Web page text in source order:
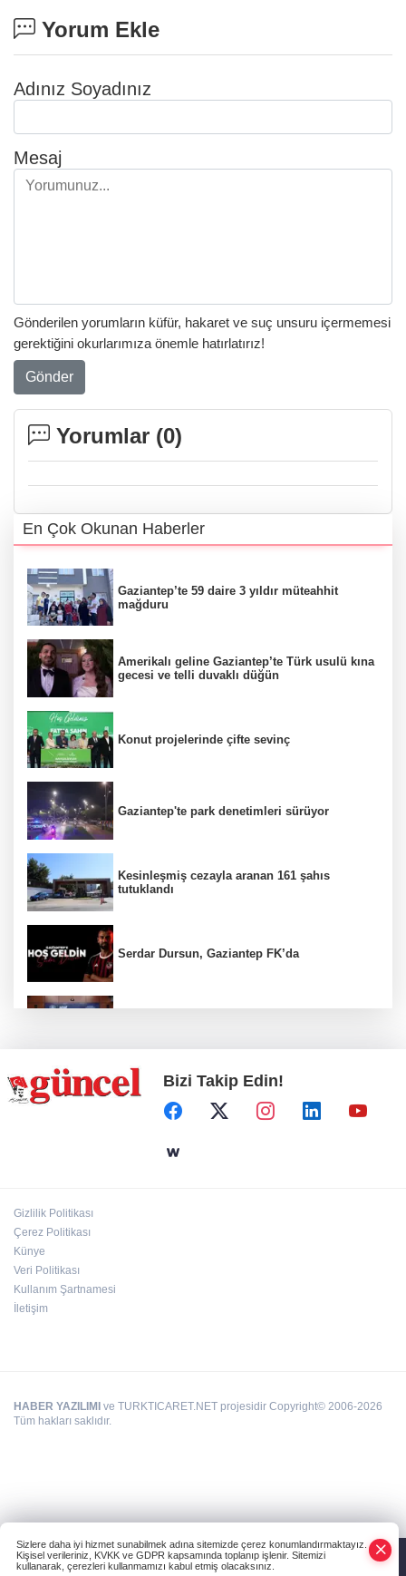
Yorum Ekle
Adınız Soyadınız
Mesaj
Gönderilen yorumların küfür, hakaret ve suç unsuru içermemesi
gerektiğini okurlarımıza önemle hatırlatırız!
Gönder
Yorumlar (0)
En Çok Okunan Haberler
Gaziantep’te 59 daire 3 yıldır müteahhit
mağduru
Amerikalı geline Gaziantep’te Türk usulü kına
gecesi ve telli duvaklı düğün
Konut projelerinde çifte sevinç
Gaziantep'te park denetimleri sürüyor
Kesinleşmiş cezayla aranan 161 şahıs
tutuklandı
Serdar Dursun, Gaziantep FK’da
Define avcıları yakalandı
Emre Bildirici ve Emine Koruer’in mutlu
Bizi Takip Edin!
Gizlilik Politikası
Çerez Politikası
Künye
Veri Politikası
Kullanım Şartnamesi
İletişim
HABER YAZILIMI ve TURKTICARET.NET projesidir Copyright© 2006-2026
Tüm hakları saklıdır.
Sizlere daha iyi hizmet sunabilmek adına sitemizde çerez konumlandırmaktayız.
Kişisel verileriniz, KVKK ve GDPR kapsamında toplanıp işlenir. Sitemizi
kullanarak, çerezleri kullanmamızı kabul etmiş olacaksınız.